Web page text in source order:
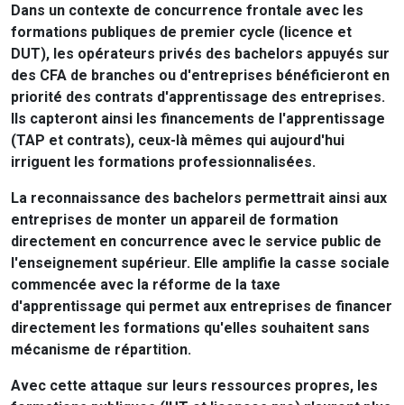
Dans un contexte de concurrence frontale avec les
formations publiques de premier cycle (licence et
DUT), les opérateurs privés des bachelors appuyés sur
des CFA de branches ou d'entreprises bénéficieront en
priorité des contrats d'apprentissage des entreprises.
Ils capteront ainsi les financements de l'apprentissage
(TAP et contrats), ceux-là mêmes qui aujourd'hui
irriguent les formations professionnalisées.
La reconnaissance des bachelors permettrait ainsi aux
entreprises de monter un appareil de formation
directement en concurrence avec le service public de
l'enseignement supérieur. Elle amplifie la casse sociale
commencée avec la réforme de la taxe
d'apprentissage qui permet aux entreprises de financer
directement les formations qu'elles souhaitent sans
mécanisme de répartition.
Avec cette attaque sur leurs ressources propres, les